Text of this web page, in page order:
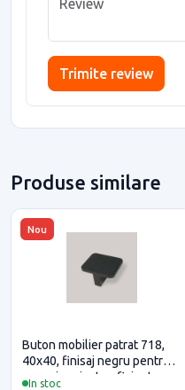
Trimite review
Produse similare
Nou
In stoc
Buton mobilier patrat 718,
40x40, finisaj negru pentru
casa si proiecte eficiente